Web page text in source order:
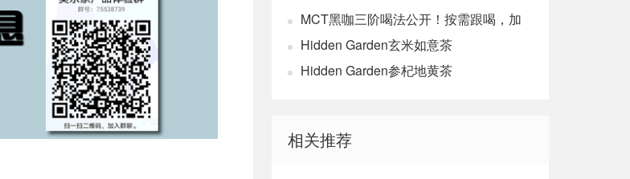
MCT黑咖三阶喝法公开！按需跟喝，加
速燃体
Hidden Garden玄米如意茶
Hidden Garden参杞地黄茶
相关推荐